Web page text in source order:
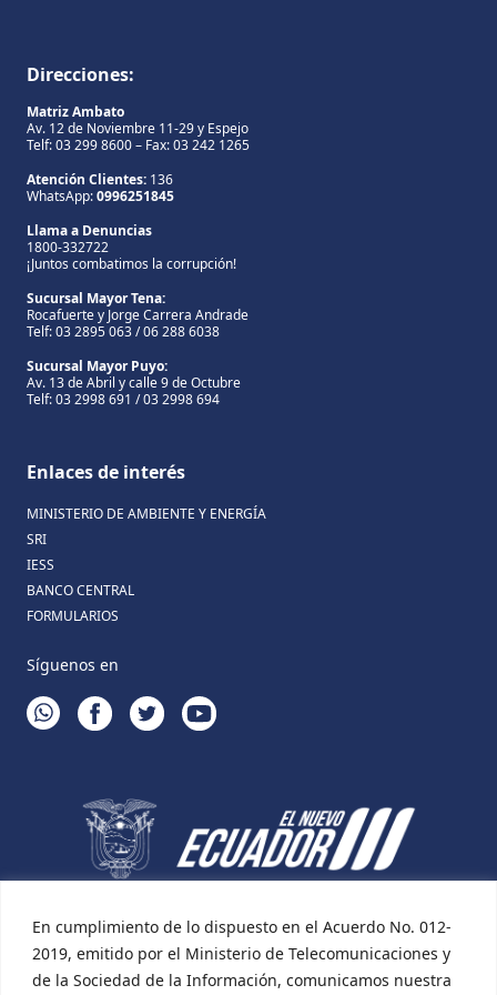
En cumplimiento de lo dispuesto en el Acuerdo No. 012-
2019, emitido por el Ministerio de Telecomunicaciones y
de la Sociedad de la Información, comunicamos nuestra
Direcciones:
Matriz Ambato
Av. 12 de Noviembre 11-29 y Espejo
Telf: 03 299 8600 – Fax: 03 242 1265
Atención Clientes: 136
WhatsApp:0996251845
Llama a Denuncias
1800-332722
¡Juntos combatimos la corrupción!
Sucursal Mayor Tena:
Rocafuerte y Jorge Carrera Andrade
Telf: 03 2895 063 / 06 288 6038
Sucursal Mayor Puyo:
Av. 13 de Abril y calle 9 de Octubre
Telf: 03 2998 691 / 03 2998 694
Enlaces de interés
MINISTERIO DE AMBIENTE Y ENERGÍA
SRI
IESS
BANCO CENTRAL
FORMULARIOS
Síguenos en
WHATSAPPFACEBOOKTWITTERYOUTUBE